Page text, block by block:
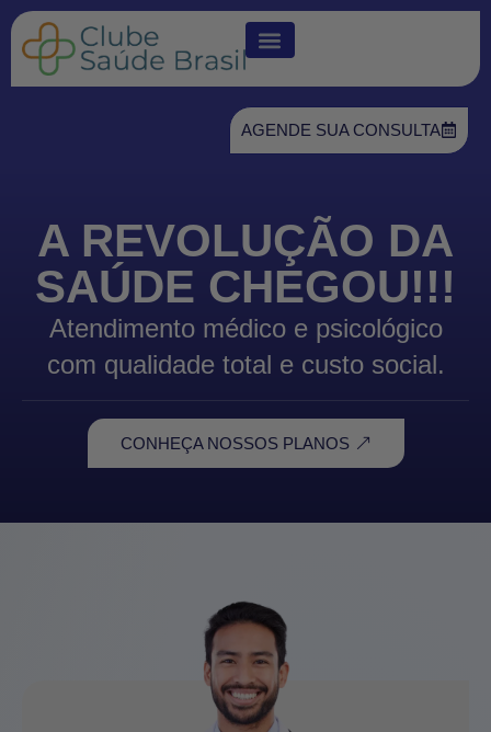
AGENDE SUA CONSULTA
A REVOLUÇÃO DA
SAÚDE CHEGOU!!!
Atendimento médico e psicológico
com qualidade total e custo social.
CONHEÇA NOSSOS PLANOS